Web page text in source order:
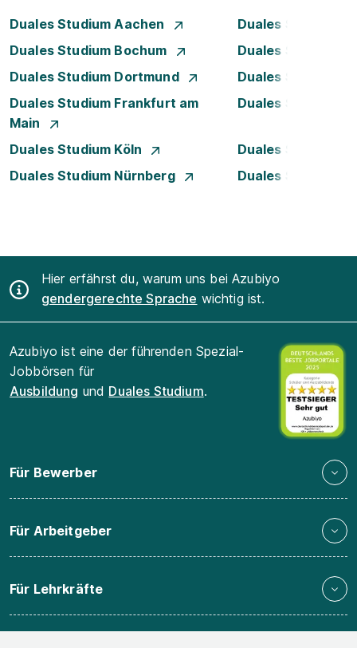
Duales Studium Aachen
Duales Studium
Duales Studium Bochum
Duales Studium
Duales Studium Dortmund
Duales Studium
Duales Studium Frankfurt am
Main
Duales Studium
Duales Studium Köln
Duales Studium
Duales Studium Nürnberg
Duales Studium
Hier erfährst du, warum uns bei Azubiyo
gendergerechte Sprache wichtig ist.
Azubiyo ist eine der führenden Spezial-
Jobbörsen für
Ausbildung und Duales Studium.
Für Bewerber
Für Arbeitgeber
Für Lehrkräfte